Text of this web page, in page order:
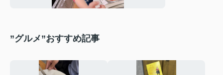
”グルメ”おすすめ記事